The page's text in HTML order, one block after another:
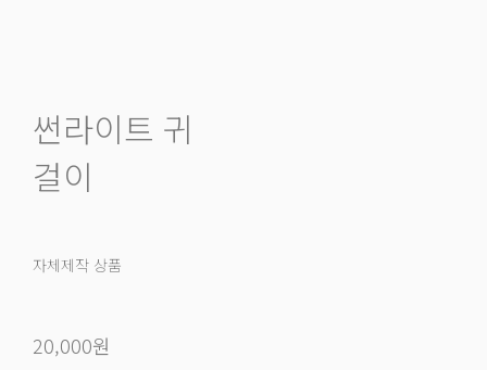
썬라이트 귀
걸이
자체제작 상품
20,000원